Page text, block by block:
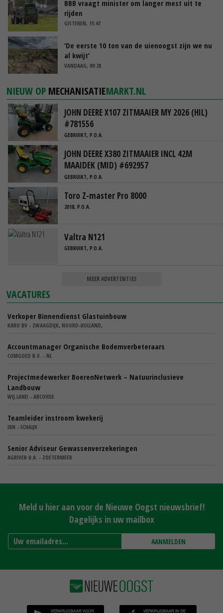
BBB vraagt minister om langer mest uit te
rijden
GISTEREN, 15:47
‘De eerste 10 ton van de uienoogst zijn we nu
al kwijt’
VANDAAG, 09:28
NIEUW OP MECHANISATIEMARKT.NL
JOHN DEERE X107 ZITMAAIER MY 2026 (HIL)
#781556
GEBRUIKT, P.O.A.
JOHN DEERE X380 ZITMAAIER INCL 42M
MAAIDEK (MID) #692957
GEBRUIKT, P.O.A.
Toro Z-master Pro 8000
2018, P.O.A.
Valtra N121
GEBRUIKT, P.O.A.
MEER ADVERTENTIES
VACATURES
Verkoper Binnendienst Glastuinbouw
KARO BV - ZWAAGDIJK, NOORD-HOLLAND,
Accountmanager Organische Bodemverbeteraars
COMGOED B.V. - NL
Projectmedewerker BoerenNetwerk – Natuurinclusieve
Landbouw
WIJ.LAND - ABCOUDE
Teamleider instroom kwekerij
IBN - SCHAIJK
Senior Adviseur Gewassenverzekeringen
AGRIVER U.A. - ZOETERMEER
Meld u hier aan voor de Nieuwe Oogst nieuwsbrief!
Dagelijks in uw mailbox
AANMELDEN